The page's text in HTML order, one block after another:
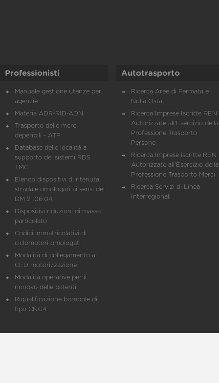
Professionisti
Manuale gestione utenze per
agenzie
Materia ADR-RID-ADN
Trasporto delle merci
deperibili - ATP
Database delle località a
supporto dei sistemi RDS
TMC
Elenco dispositivi di ritenuta
stradale omologati ai sensi del
DM 21.06.04
Dispositivi riduzioni di massa
particolato
Codici immatricolativi di
ciclomotori omologati
Modalità di collegamento al
CED motorizzazione
Modalità operative per il
rinnovo delle patenti
Riqualificazione bombole di
tipo CNG4
Autotrasporto
Ricerca Aree di Fermata e
Nulla Osta
Ricerca Imprese Iscritte REN
Autorizzate all'Esercizio della
Professione Trasporto
Persone
Ricerca Imprese iscritte REN
Autorizzate all'Esercizio della
Professione Trasporto Merci
Ricerca Servizi di Linea
Interregionali